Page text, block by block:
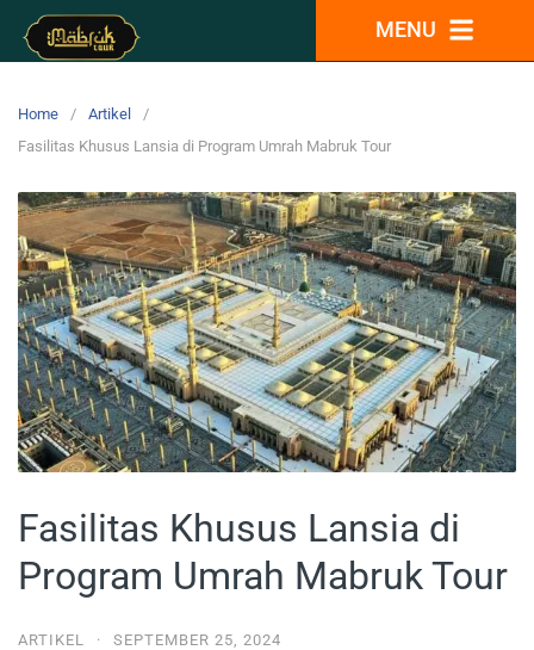
MENU
Home
Artikel
Fasilitas Khusus Lansia di Program Umrah Mabruk Tour
Fasilitas Khusus Lansia di
Program Umrah Mabruk Tour
ARTIKEL · SEPTEMBER 25, 2024